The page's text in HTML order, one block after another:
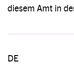
diesem Amt in
DE